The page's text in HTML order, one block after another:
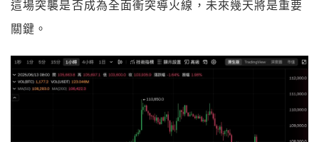
這場突襲是否成為全面衝突導火線，未來幾天將是重要
關鍵。